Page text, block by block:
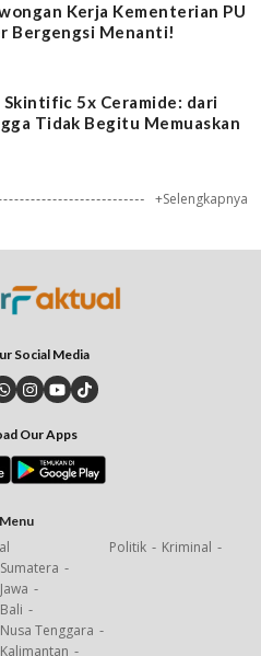
Kerja Kementerian PU
Bergengsi Menanti!
Skintific 5x Ceramide: dari
Tidak Begitu Memuaskan
+Selengkapnya
Social Media
Our Apps
Menu
Sumatera
Jawa
Bali
Nusa Tenggara
Kalimantan
Politik Kriminal